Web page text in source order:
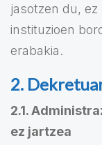
jasotzen du,
instituzioen
erabakia.
2.
2.1.
ez jartzea